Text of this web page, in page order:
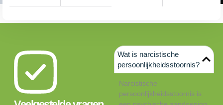
Wat is narcistische
persoonlijkheidsstoornis?
Narcistische
persoonlijkheidsstoornis is